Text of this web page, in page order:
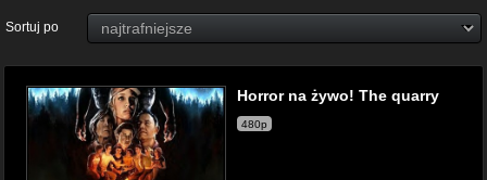
Sortuj po
Horror na żywo! The quarry
480p